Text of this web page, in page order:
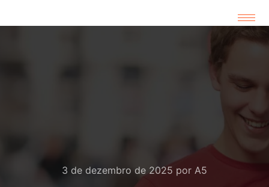
3 de dezembro de 2025 por A5